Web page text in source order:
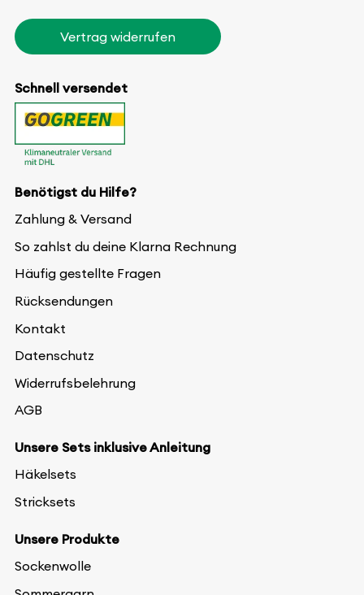
Benötigst du Hilfe?
Zahlung & Versand
So zahlst du deine Klarna Rechnung
Häufig gestellte Fragen
Rücksendungen
Kontakt
Datenschutz
Widerrufsbelehrung
AGB
Unsere Sets inklusive Anleitung
Häkelsets
Stricksets
Unsere Produkte
Sockenwolle
Vertrag widerrufen
Schnell versendet